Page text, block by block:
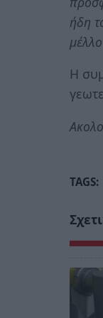
ήδη
Η
TAGS: